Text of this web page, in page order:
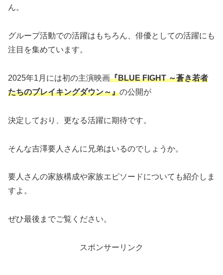
ん。
グループ活動での活躍はもちろん、俳優としての活躍にも
注目を集めています。
2025年1月には初の主演映画『BLUE FIGHT ～蒼き若者
たちのブレイキングダウン～』の公開が
決定しており、更なる活躍に期待です。
そんな吉澤要人さんに兄弟はいるのでしょうか。
要人さんの家族構成や家族エピソードについても紹介しま
すよ。
ぜひ最後までご覧ください。
スポンサーリンク